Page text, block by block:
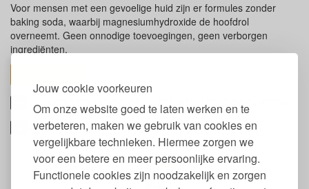
Jouw cookie voorkeuren
Om onze website goed te laten werken en te
verbeteren, maken we gebruik van cookies en
vergelijkbare technieken. Hiermee zorgen we
voor een betere en meer persoonlijke ervaring.
Functionele cookies zijn noodzakelijk en zorgen
Voor mensen met een gevoelige huid zijn er formules zonder
baking soda, waarbij magnesiumhydroxide de hoofdrol
overneemt. Geen onnodige toevoegingen, geen verborgen
ingrediënten.
Overgang naar een natuurlijke deodorant
Duurzaam van begin tot eind